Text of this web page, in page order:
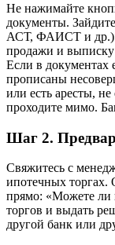
Не нажимайте
документы.
АСТ, ФАИСТ и др.).
продажи и
Если в документах
прописаны
или есть аресты,
проходите мимо.
Шаг 2.
Свяжитесь с
ипотечных торгах.
прямо: «Можете ли
торгов и выдать
другой банк или